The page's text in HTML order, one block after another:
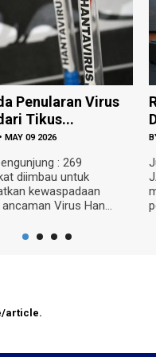
Petani Muda
Menta...
A •DEC 22 2025
: 177
Pertanian
komitmen
dalam mendukung p...
article.